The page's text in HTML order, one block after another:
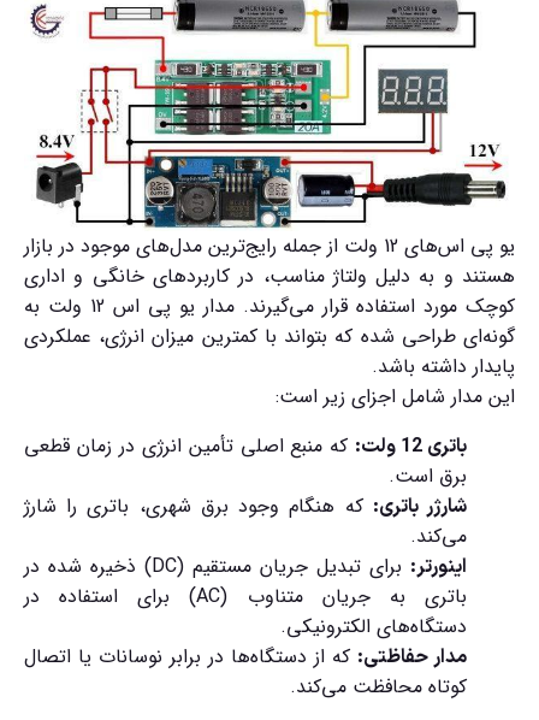
یو پی اس‌های 12 ولت از جمله رایج‌ترین مدل‌های موجود در بازار
هستند و به دلیل ولتاژ مناسب، در کاربردهای خانگی و اداری
کوچک مورد استفاده قرار می‌گیرند. مدار یو پی اس 12 ولت
به
گونه‌ای طراحی شده که بتواند با کمترین میزان انرژی، عملکردی
پایدار داشته باشد.
این مدار شامل اجزای زیر است:
باتری 12 ولت:
که منبع اصلی تأمین انرژی در زمان قطعی
برق است.
شارژر باتری: که هنگام وجود برق شهری، باتری را شارژ
می‌کند.
اینورتر:
برای تبدیل جریان مستقیم (DC) ذخیره شده در
باتری به جریان متناوب (AC) برای استفاده در
دستگاه‌های الکترونیکی.
مدار حفاظتی: که از دستگاه‌ها در برابر نوسانات یا اتصال
کوتاه محافظت می‌کند.